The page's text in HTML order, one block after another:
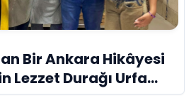
Bir Ankara Hikâyesi
Lezzet Durağı Urfa